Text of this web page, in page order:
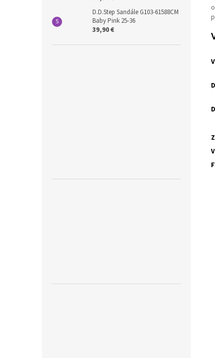
D.D.Step Sandále G103-61588CM
Baby Pink 25-36
39,90 €